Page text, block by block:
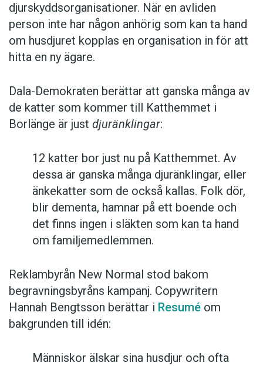
djurskyddsorganisationer. När en avliden
person inte har någon anhörig som kan ta hand
om husdjuret kopplas en organisation in för att
hitta en ny ägare.
Dala-Demokraten berättar att ganska många av
de katter som kommer till Katthemmet i
Borlänge är just djuränklingar:
12 katter bor just nu på Katthemmet. Av
dessa är ganska många djuränklingar, eller
änkekatter som de också kallas. Folk dör,
blir dementa, hamnar på ett boende och
det finns ingen i släkten som kan ta hand
om familjemedlemmen.
Reklambyrån New Normal stod bakom
begravningsbyråns kampanj. Copywritern
Hannah Bengtsson berättar i Resumé om
bakgrunden till idén:
Människor älskar sina husdjur och ofta